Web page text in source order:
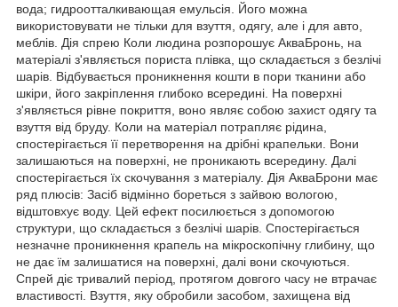
вода; гидроотталкивающая емульсія. Його можна
використовувати не тільки для взуття, одягу, але і для авто,
меблів. Дія спрею Коли людина розпорошує АкваБронь, на
матеріалі з'являється пориста плівка, що складається з безлічі
шарів. Відбувається проникнення кошти в пори тканини або
шкіри, його закріплення глибоко всередині. На поверхні
з'являється рівне покриття, воно являє собою захист одягу та
взуття від бруду. Коли на матеріал потрапляє рідина,
спостерігається її перетворення на дрібні крапельки. Вони
залишаються на поверхні, не проникають всередину. Далі
спостерігається їх скочування з матеріалу. Дія АкваБрони має
ряд плюсів: Засіб відмінно бореться з зайвою вологою,
відштовхує воду. Цей ефект посилюється з допомогою
структури, що складається з безлічі шарів. Спостерігається
незначне проникнення крапель на мікроскопічну глибину, що
не дає їм залишатися на поверхні, далі вони скочуються.
Спрей діє тривалий період, протягом довгого часу не втрачає
властивості. Взуття, яку обробили засобом, захищена від